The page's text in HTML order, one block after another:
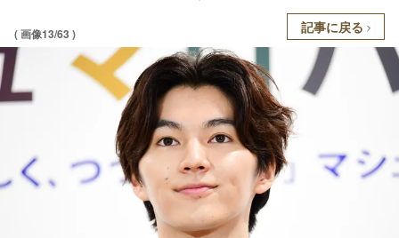
( 画像13/63 ) 記事に戻る